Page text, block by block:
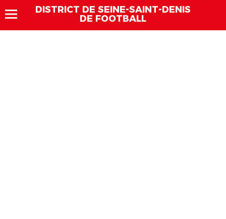
DISTRICT DE SEINE-SAINT-DENIS
DE FOOTBALL